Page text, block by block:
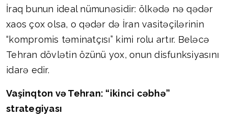
İraq bunun ideal nümunəsidir: ölkədə nə qədər
xaos çox olsa, o qədər də İran vasitəçilərinin
“kompromis təminatçısı” kimi rolu artır. Beləcə
Tehran dövlətin özünü yox, onun disfunksiyasını
idarə edir.
Vaşinqton və Tehran: “ikinci cəbhə”
strategiyası